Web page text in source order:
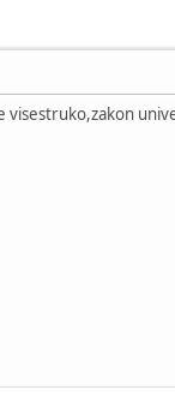
visestruko,zakon